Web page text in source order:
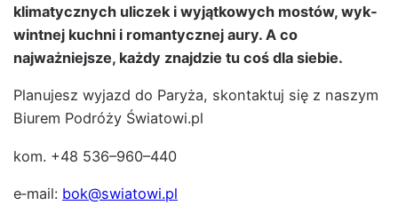
kli­maty­cznych uliczek i wyjątkowych mostów, wyk­
wint­nej kuch­ni i roman­ty­cznej aury. A co
najważniejsze, każdy zna­jdzie tu coś dla siebie.
Planu­jesz wyjazd do Paryża, skon­tak­tuj się z naszym
Biurem Podróży Światowi.pl
kom. +48 536–960–440
e‑mail: bok@swiatowi.pl